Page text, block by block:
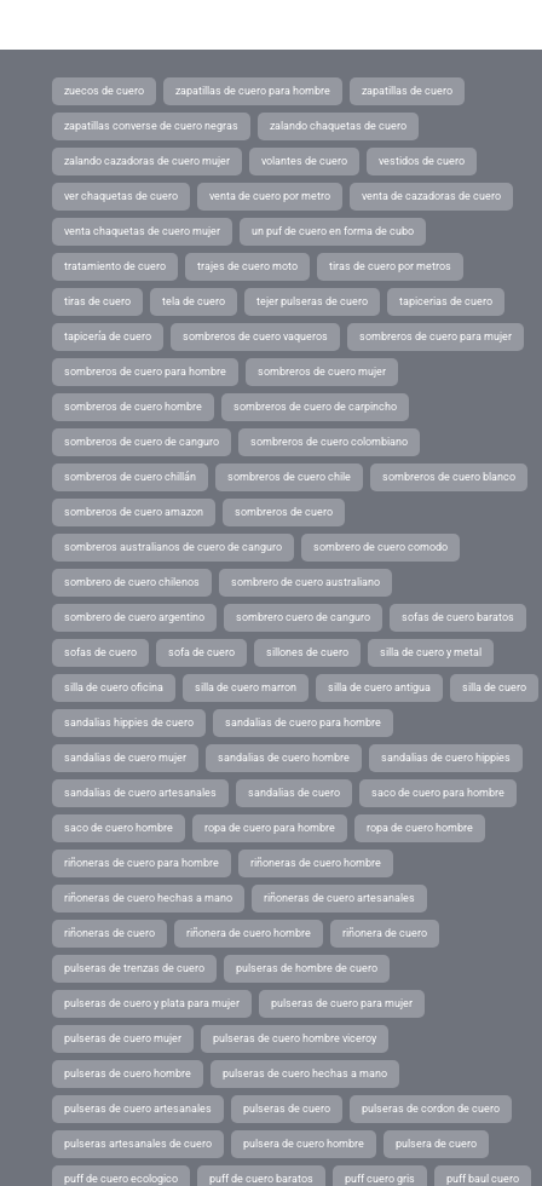
zuecos de cuero zapatillas de cuero para hombre zapatillas de cuero
zapatillas converse de cuero negras zalando chaquetas de cuero
zalando cazadoras de cuero mujer volantes de cuero vestidos de cuero
ver chaquetas de cuero venta de cuero por metro venta de cazadoras de cuero
venta chaquetas de cuero mujer un puf de cuero en forma de cubo
tratamiento de cuero trajes de cuero moto tiras de cuero por metros
tiras de cuero tela de cuero tejer pulseras de cuero tapicerias de cuero
tapicería de cuero sombreros de cuero vaqueros sombreros de cuero para mujer
sombreros de cuero para hombre sombreros de cuero mujer
sombreros de cuero hombre sombreros de cuero de carpincho
sombreros de cuero de canguro sombreros de cuero colombiano
sombreros de cuero chillán sombreros de cuero chile sombreros de cuero blanco
sombreros de cuero amazon sombreros de cuero
sombreros australianos de cuero de canguro sombrero de cuero comodo
sombrero de cuero chilenos sombrero de cuero australiano
sombrero de cuero argentino sombrero cuero de canguro sofas de cuero baratos
sofas de cuero sofa de cuero sillones de cuero silla de cuero y metal
silla de cuero oficina silla de cuero marron silla de cuero antigua silla de cuero
sandalias hippies de cuero sandalias de cuero para hombre
sandalias de cuero mujer sandalias de cuero hombre sandalias de cuero hippies
sandalias de cuero artesanales sandalias de cuero saco de cuero para hombre
saco de cuero hombre ropa de cuero para hombre ropa de cuero hombre
riñoneras de cuero para hombre riñoneras de cuero hombre
riñoneras de cuero hechas a mano riñoneras de cuero artesanales
riñoneras de cuero riñonera de cuero hombre riñonera de cuero
pulseras de trenzas de cuero pulseras de hombre de cuero
pulseras de cuero y plata para mujer pulseras de cuero para mujer
pulseras de cuero mujer pulseras de cuero hombre viceroy
pulseras de cuero hombre pulseras de cuero hechas a mano
pulseras de cuero artesanales pulseras de cuero pulseras de cordon de cuero
pulseras artesanales de cuero pulsera de cuero hombre pulsera de cuero
puff de cuero ecologico puff de cuero baratos puff cuero gris puff baul cuero